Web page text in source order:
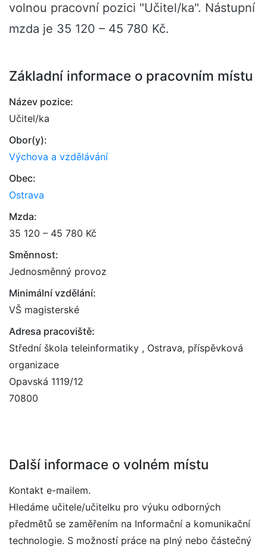
volnou pracovní pozici "Učitel/ka". Nástupní
mzda je 35 120 – 45 780 Kč.
Základní informace o pracovním místu
Název pozice:
Učitel/ka
Obor(y):
Výchova a vzdělávání
Obec:
Ostrava
Mzda:
35 120 – 45 780 Kč
Směnnost:
Jednosměnný provoz
Minimální vzdělání:
VŠ magisterské
Adresa pracoviště:
Střední škola teleinformatiky , Ostrava, příspěvková
organizace
Opavská 1119/12
70800
Další informace o volném místu
Kontakt e-mailem.
Hledáme učitele/učitelku pro výuku odborných
předmětů se zaměřením na Informační a komunikační
technologie. S možností práce na plný nebo částečný